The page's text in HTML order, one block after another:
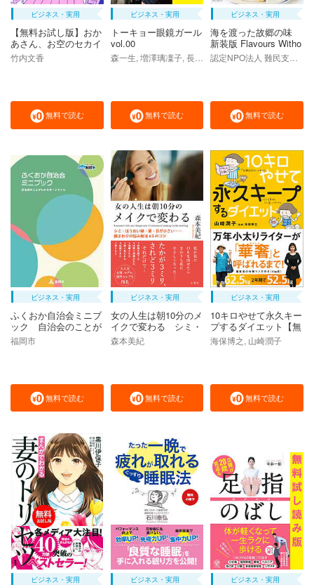
ビジネス・実用
【無料お試し版】おか
あさん、お空のセカイ
のはなしをしてあげ
る！ 胎内記憶ガール
竹内文香
無料で読む
ビジネス・実用
トーキョー眼鏡ガール
vol.00
森一生, 増澤璃凜子, 長谷川かすみ, 菜乃花, 宮瀬アヤ, 西谷麻糸呂
無料で読む
ビジネス・実用
海を渡った故郷の味
新装版 Flavours Witho
ut Borders new edition
【無料お試し版】
無料で読む
ビジネス・実用
ふくおか自治会ミニブ
ック 自治会のことが
わかる本～ジチナビ
福岡市
無料で読む
ビジネス・実用
女の人生は朝10分のメ
イクで変わる シミ・
ほうれい線・眉・目が
小さい……顔まわりの
森本美紀
無料で読む
ビジネス・実用
10キロやせて永久キー
プするダイエット【無
料お試し版】
海保博之, 山崎潤子
無料で読む
ビジネス・実用 ビジネス・実用 ビジネス・実用